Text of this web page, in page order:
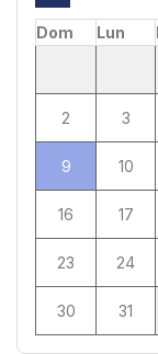
Dom Lun
2 3
9 10
16 17
23 24
30 31